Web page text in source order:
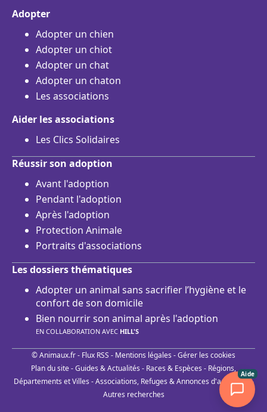
Adopter
Adopter un chien
Adopter un chiot
Adopter un chat
Adopter un chaton
Les associations
Aider les associations
Les Clics Solidaires
Réussir son adoption
Avant l'adoption
Pendant l'adoption
Après l'adoption
Protection Animale
Portraits d'associations
Les dossiers thématiques
Adopter un animal sans sacrifier l’hygiène et le
confort de son domicile
Bien nourrir son animal après l'adoption
EN COLLABORATION AVEC HILL'S
© Animaux.fr - Flux RSS - Mentions légales -Gérer les cookies
Plan du site-Guides & Actualités - Races & Espèces - Régions,
Départements et Villes -Associations, Refuges & Annonces d'adoptions-
Autres recherches
Aide